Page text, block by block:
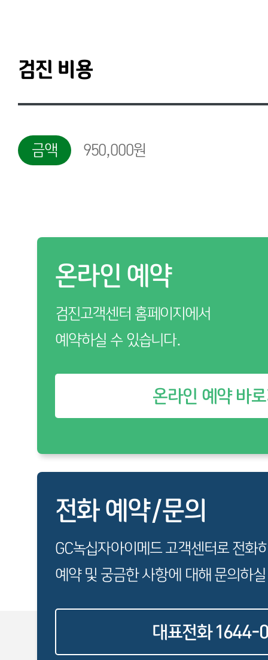
검진 비용
금액 950,000원
온라인 예약
검진고객센터 홈페이지에서
예약하실 수 있습니다.
온라인 예약 바
전화 예약/문의
GC녹십자아이메드 고객센터로 전화
예약 및 궁금한 사항에 대해 문의하
대표전화 1644-